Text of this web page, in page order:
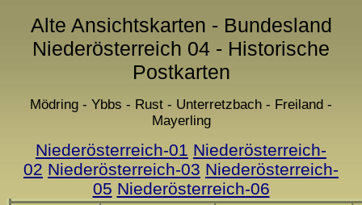
Alte Ansichtskarten - Bundesland
Niederösterreich 04 - Historische
Postkarten
Mödring - Ybbs - Rust - Unterretzbach - Freiland -
Mayerling
Niederösterreich-01 Niederösterreich-
02 Niederösterreich-03 Niederösterreich-
05 Niederösterreich-06